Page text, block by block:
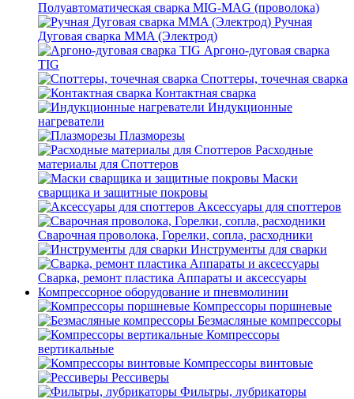
Полуавтоматическая сварка MIG-MAG (проволока)
Ручная
Дуговая сварка MMA (Электрод)
Аргоно-дуговая сварка
TIG
Споттеры, точечная сварка
Контактная сварка
Индукционные
нагреватели
Плазморезы
Расходные
материалы для Споттеров
Маски
сварщика и защитные покровы
Аксессуары для споттеров
Сварочная проволока, Горелки, сопла, расходники
Инструменты для сварки
Сварка, ремонт пластика Аппараты и аксессуары
Компрессорное оборудование и пневмолинии
Компрессоры поршневые
Безмасляные компрессоры
Компрессоры
вертикальные
Компрессоры винтовые
Рессиверы
Фильтры, лубрикаторы